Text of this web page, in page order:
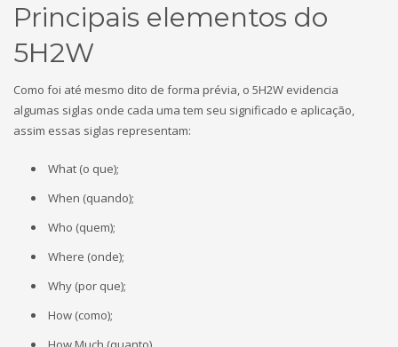
Principais elementos do
5H2W
Como foi até mesmo dito de forma prévia, o 5H2W evidencia
algumas siglas onde cada uma tem seu significado e aplicação,
assim essas siglas representam:
What (o que);
When (quando);
Who (quem);
Where (onde);
Why (por que);
How (como);